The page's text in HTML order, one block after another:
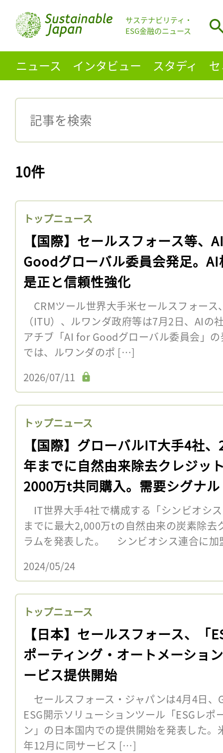
サステナビリティ・
ESG金融のニュース
ニュース インタビュー スタディ
10件
トップニュース
【国際】セールスフォース等、
Goodグローバル委員会発足。AI
是正と信頼性強化
CRMツール世界大手米セールスフォース
（ITU）、ルワンダ政府等は7月2日、AIの
アチブ「AI for Goodグローバル委員会」
では、ルワンダのポ […]
2026/07/11
トップニュース
【国際】グローバルIT大手4社
年までに自然由来除去クレジッ
2000万t共同購入。需要シグナル
IT世界大手4社で構成する「シンビオシ
までに最大2,000万tの自然由来の炭素除去
ラムを発表した。 シンビオシス連合に加
2024/05/24
トップニュース
【日本】セールスフォース、「
ポーティング・オートメーショ
ービス提供開始
セールスフォース・ジャパンは4月4日、
ESG開示ソリューションツール「ESGレポ
ン」の日本国内での提供開始を発表した
年12月に同サービス […]